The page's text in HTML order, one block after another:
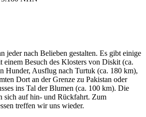
jeder nach Belieben gestalten. Es gibt einige
einem Besuch des Klosters von Diskit (ca.
Hunder, Ausflug nach Turtuk (ca. 180 km),
Dort an der Grenze zu Pakistan oder
ins Tal der Blumen (ca. 100 km). Die
sich auf hin- und Rückfahrt. Zum
treffen wir uns wieder.